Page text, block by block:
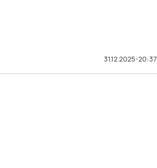
31.12.2025-20:37